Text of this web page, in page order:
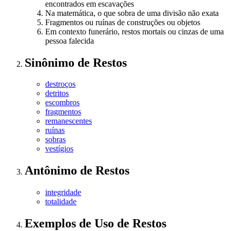
encontrados em escavações
Na matemática, o que sobra de uma divisão não exata
Fragmentos ou ruínas de construções ou objetos
Em contexto funerário, restos mortais ou cinzas de uma
pessoa falecida
Sinônimo de Restos
destroços
detritos
escombros
fragmentos
remanescentes
ruínas
sobras
vestígios
Antônimo de Restos
integridade
totalidade
Exemplos de Uso de Restos